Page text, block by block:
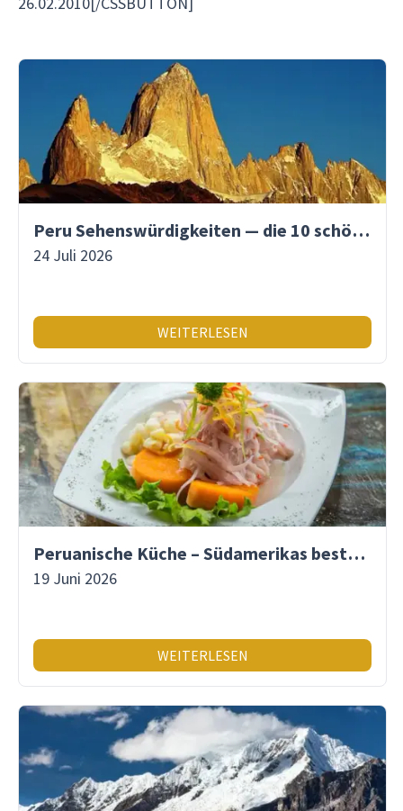
Peru Sehenswürdigkeiten — die 10 schönsten Orte
24 Juli 2026
WEITERLESEN
Peruanische Küche – Südamerikas beste Gastronomie
19 Juni 2026
WEITERLESEN